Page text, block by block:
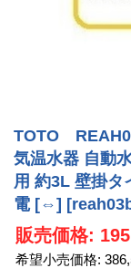
TOTO
気温水器 自動
用 約3L 壁掛タ
電 [⇔]
販売価格:
希望小売価格: